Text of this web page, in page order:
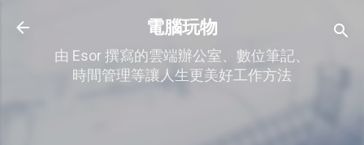
跳到主要內容
電腦玩物
由 Esor 撰寫的雲端辦公室、數位筆記、
時間管理等讓人生更美好工作方法